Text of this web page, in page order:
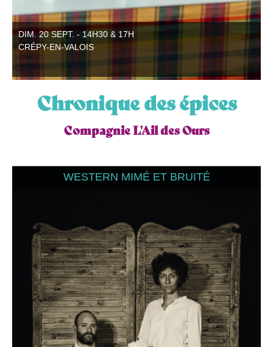
DIM. 20 SEPT. - 14H30 & 17H
CRÉPY-EN-VALOIS
Chronique des épices
Compagnie L'Ail des Ours
WESTERN MIMÉ ET BRUITÉ